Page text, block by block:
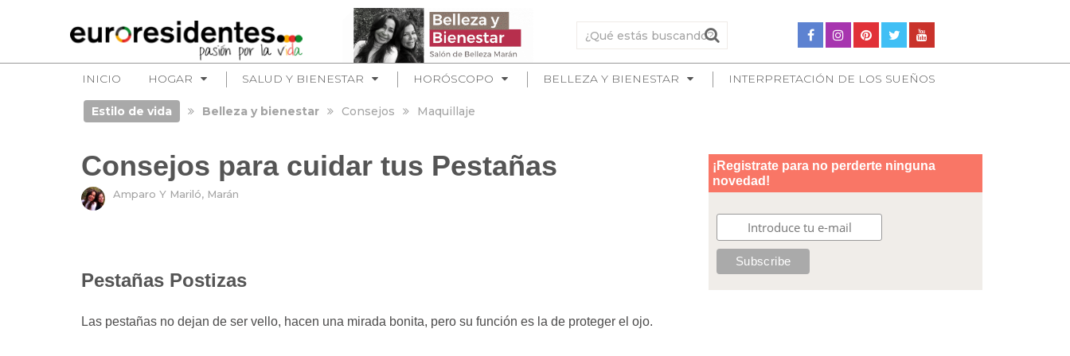
INICIO HOGAR SALUD Y BIENESTAR HORÓSCOPO BELLEZA Y BIENESTAR INTERPRETACIÓN DE LOS SUEÑOS
Estilo de vida Belleza y bienestar Consejos Maquillaje
Consejos para cuidar tus Pestañas
Amparo Y Mariló, Marán
Pestañas Postizas
Las pestañas no dejan de ser vello, hacen una mirada bonita, pero su función es la de proteger el ojo.